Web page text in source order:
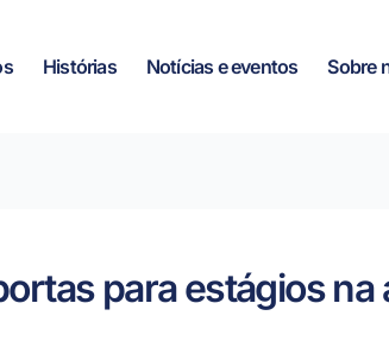
Histórias Notícias e eventos Sobre
para estágios